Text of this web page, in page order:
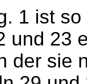
1 ist
und 23
der sie